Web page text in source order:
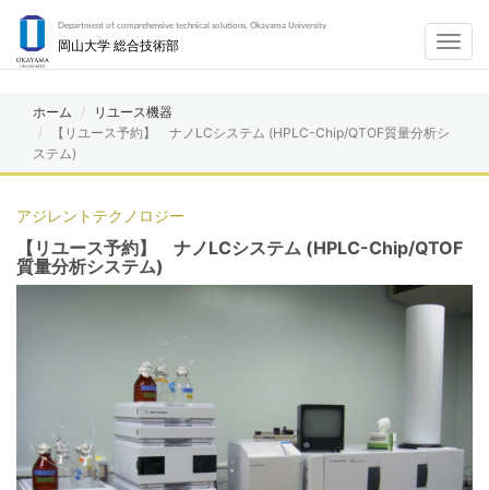
Department of comprehensive technical solutions, Okayama University
岡山大学 総合技術部
ホーム
リユース機器
【リユース予約】 ナノLCシステム (HPLC-Chip/QTOF質量分析シ
ステム)
アジレントテクノロジー
【リユース予約】 ナノLCシステム (HPLC-Chip/QTOF
質量分析システム)